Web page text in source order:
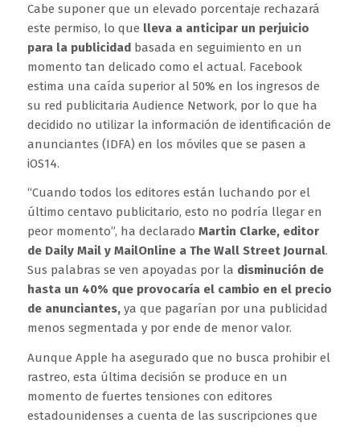
Cabe suponer que un elevado porcentaje rechazará
este permiso, lo que lleva a anticipar un perjuicio
para la publicidadbasada en seguimiento en un
momento tan delicado como el actual. Facebook
estima una caída superior al 50% en los ingresos de
su red publicitaria Audience Network, por lo que ha
decidido no utilizar la información de identificación de
anunciantes (IDFA) en los móviles que se pasen a
iOS14.
“Cuando todos los editores están luchando por el
último centavo publicitario, esto no podría llegar en
peor momento”, ha declarado Martin Clarke, editor
de Daily Mail y MailOnline a The Wall Street Journal.
Sus palabras se ven apoyadas por la disminución de
hasta un 40% que provocaría el cambio en el precio
de anunciantes,ya que pagarían por una publicidad
menos segmentada y por ende de menor valor.
Aunque Apple ha asegurado que no busca prohibir el
rastreo, esta última decisión se produce en un
momento de fuertes tensiones con editores
estadounidenses a cuenta de las suscripciones que